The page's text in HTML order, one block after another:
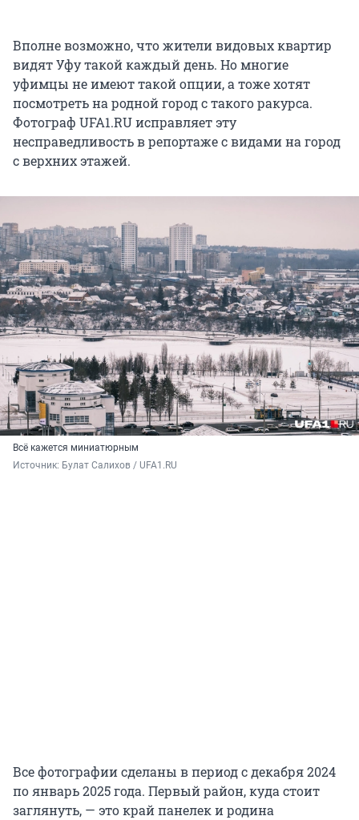
Вполне возможно, что жители видовых квартир
видят Уфу такой каждый день. Но многие
уфимцы не имеют такой опции, а тоже хотят
посмотреть на родной город с такого ракурса.
Фотограф UFA1.RU исправляет эту
несправедливость в репортаже с видами на город
с верхних этажей.
Всё кажется миниатюрным
Источник: Булат Салихов / UFA1.RU
Все фотографии сделаны в период с декабря 2024
по январь 2025 года. Первый район, куда стоит
заглянуть, — это край панелек и родина